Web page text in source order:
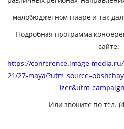
– малобюджетном пиаре и так
Подробная программа
сайте:
https://conference.image-
21/27-maya/
Или звоните по тел.